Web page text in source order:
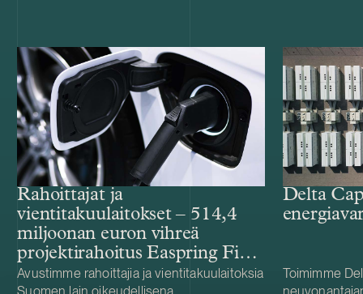
Rahoittajat ja
vientitakuulaitokset – 514,4
miljoonan euron vihreä
projektirahoitus Easpring Finland
New Materialsin CAM-
Avustimme rahoittajia ja vientitakuulaitoksia
Suomen lain oikeudellisena
Delta
Toimimme